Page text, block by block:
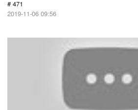
# 471
2019-11-06 09:56